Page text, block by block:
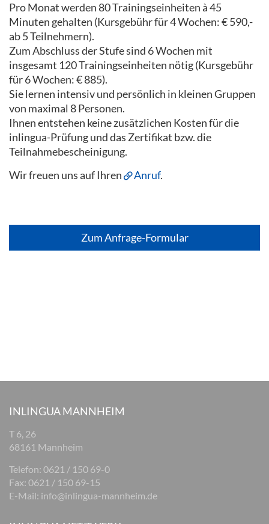
Pro Monat werden 80 Trainingseinheiten à 45
Minuten gehalten (Kursgebühr für 4 Wochen: € 590,-
ab 5 Teilnehmern).
Zum Abschluss der Stufe sind 6 Wochen mit
insgesamt 120 Trainingseinheiten nötig (Kursgebühr
für 6 Wochen: € 885).
Sie lernen intensiv und persönlich in kleinen Gruppen
von maximal 8 Personen.
Ihnen entstehen keine zusätzlichen Kosten für die
inlingua-Prüfung und das Zertifikat bzw. die
Teilnahmebescheinigung.
Wir freuen uns auf Ihren
Anruf.
Zum Anfrage-Formular
INLINGUA MANNHEIM
T 6, 26
68161 Mannheim
Telefon: 0621 / 150 69-0
Fax: 0621 / 150 69-15
E-Mail: info@inlingua-mannheim.de